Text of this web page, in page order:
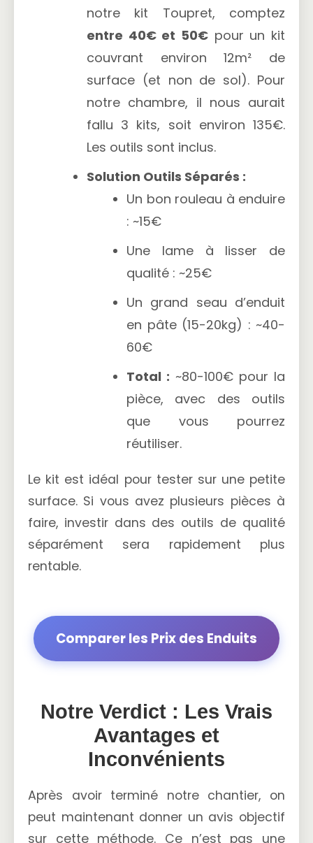
notre kit Toupret, comptez
entre 40€ et 50€ pour un kit
couvrant environ 12m² de
surface (et non de sol). Pour
notre chambre, il nous aurait
fallu 3 kits, soit environ 135€.
Les outils sont inclus.
Solution Outils Séparés :
Un bon rouleau à enduire
: ~15€
Une lame à lisser de
qualité : ~25€
Un grand seau d’enduit
en pâte (15-20kg) : ~40-
60€
Total : ~80-100€ pour la
pièce, avec des outils
que vous pourrez
réutiliser.
Le kit est idéal pour tester sur une petite
surface. Si vous avez plusieurs pièces à
faire, investir dans des outils de qualité
séparément sera rapidement plus
rentable.
Comparer les Prix des Enduits
Notre Verdict : Les Vrais
Avantages et
Inconvénients
Après avoir terminé notre chantier, on
peut maintenant donner un avis objectif
sur cette méthode. Ce n’est pas une